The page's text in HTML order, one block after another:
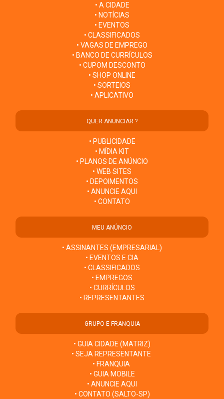
• A CIDADE
• NOTÍCIAS
• EVENTOS
• CLASSIFICADOS
• VAGAS DE EMPREGO
• BANCO DE CURRÍCULOS
• CUPOM DESCONTO
• SHOP ONLINE
• SORTEIOS
• APLICATIVO
QUER ANUNCIAR ?
• PUBLICIDADE
• MÍDIA KIT
• PLANOS DE ANÚNCIO
• WEB SITES
• DEPOIMENTOS
• ANUNCIE AQUI
• CONTATO
MEU ANÚNCIO
• ASSINANTES (EMPRESARIAL)
• EVENTOS E CIA
• CLASSIFICADOS
• EMPREGOS
• CURRÍCULOS
• REPRESENTANTES
GRUPO E FRANQUIA
• GUIA CIDADE (MATRIZ)
• SEJA REPRESENTANTE
• FRANQUIA
• GUIA MOBILE
• ANUNCIE AQUI
• CONTATO (SALTO-SP)